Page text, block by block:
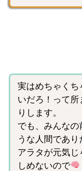
実はめちゃくち
いだろ！って
りします。
でも、みんな
うな人間であ
アラタが元気
しめないので